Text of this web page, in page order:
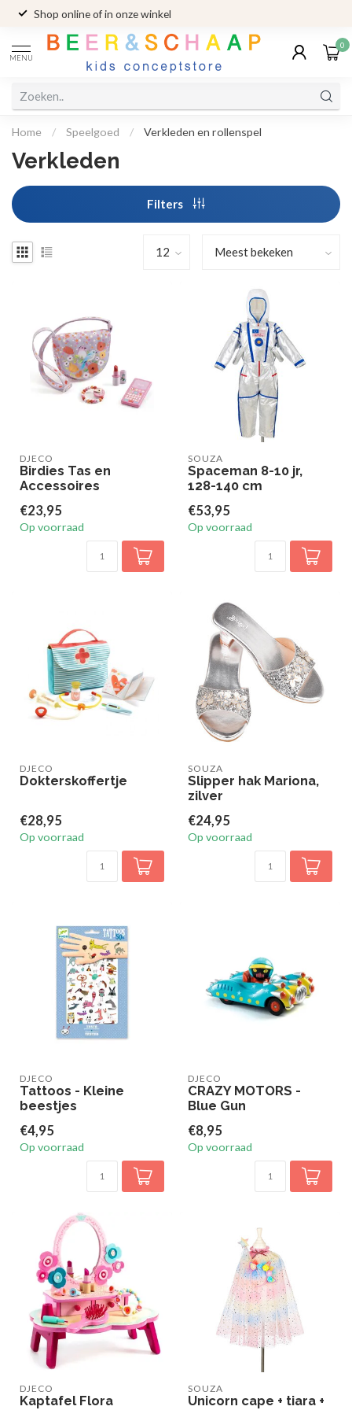
Shop online of in onze winkel
MENU
0
Home / Speelgoed / Verkleden en rollenspel
Verkleden
Filters
DJECO
Birdies Tas en
Accessoires
€23,95
Op voorraad
SOUZA
Spaceman 8-10 jr,
128-140 cm
€53,95
Op voorraad
DJECO
Dokterskoffertje
€28,95
Op voorraad
SOUZA
Slipper hak Mariona,
zilver
€24,95
Op voorraad
DJECO
Tattoos - Kleine
beestjes
€4,95
Op voorraad
DJECO
CRAZY MOTORS -
Blue Gun
€8,95
Op voorraad
DJECO
Kaptafel Flora
SOUZA
Unicorn cape + tiara +